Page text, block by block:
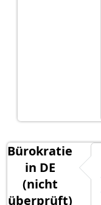
Bürokratie
in DE
(nicht
überprüft)